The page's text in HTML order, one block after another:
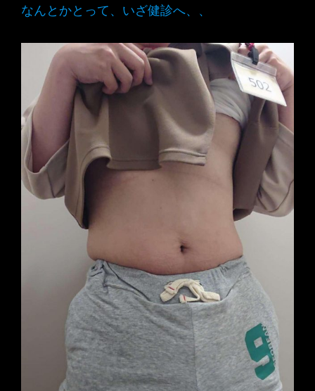
なんとかとって、いざ健診へ、、